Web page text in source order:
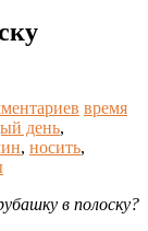
время
день,
, носить,
в полоску?